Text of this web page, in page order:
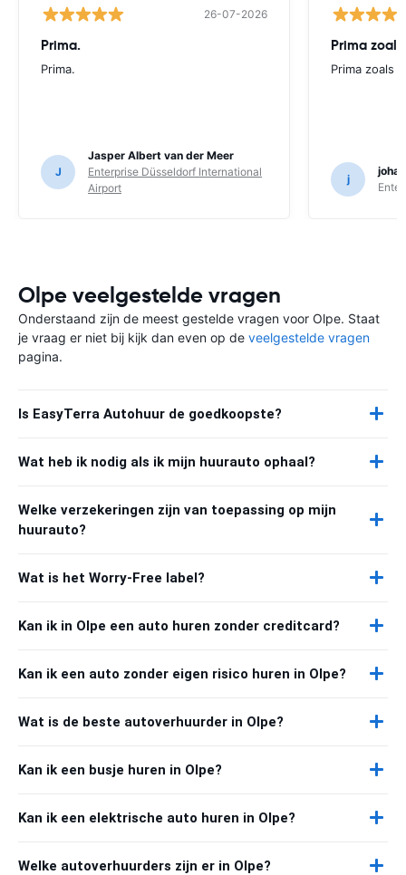
26-07-2026
Prima.
Prima.
J
Jasper Albert van der Meer
Enterprise Düsseldorf International
Airport
Prima
Prima zoals
j
Olpe veelgestelde vragen
Onderstaand zijn de meest gestelde vragen voor Olpe. Staat
je vraag er niet bij kijk dan even op de veelgestelde vragen
pagina.
Is EasyTerra Autohuur de goedkoopste?
Wat heb ik nodig als ik mijn huurauto ophaal?
Welke verzekeringen zijn van toepassing op mijn
huurauto?
Wat is het Worry-Free label?
Kan ik in Olpe een auto huren zonder creditcard?
Kan ik een auto zonder eigen risico huren in Olpe?
Wat is de beste autoverhuurder in Olpe?
Kan ik een busje huren in Olpe?
Kan ik een elektrische auto huren in Olpe?
Welke autoverhuurders zijn er in Olpe?